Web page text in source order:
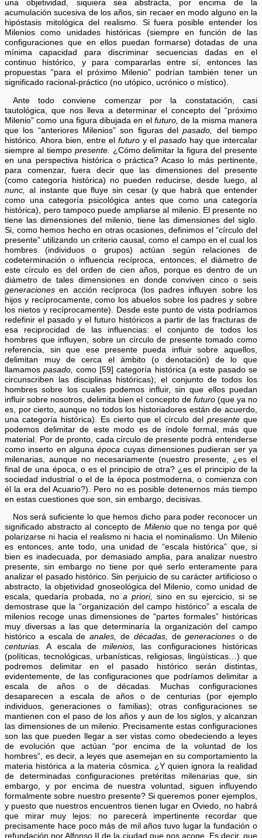
una objetividad, siquiera sea abstracta, por encima de la
acumulación sucesiva de los años, sin recaer en modo alguno en la
hipóstasis mitológica del realismo. Si fuera posible entender los
Milenios como unidades históricas (siempre en función de las
configuraciones que en ellos puedan formarse) dotadas de una
mínima capacidad para discriminar secuencias dadas en el
continuo histórico, y para compararlas entre sí, entonces las
propuestas “para el próximo Milenio” podrían también tener un
significado racional-práctico (no utópico, ucrónico o místico).
Ante todo conviene comenzar por la constatación, casi
tautológica, que nos lleva a determinar el concepto del “próximo
Milenio” como una figura dibujada en el futuro, de la misma manera
que los “anteriores Milenios” son figuras delpasado,
del tiempo
histórico. Ahora bien, entre elfuturo y el pasadohay que intercalar
siempre al tiempo presente.
¿Cómo delimitar la figura del presente
en una perspectiva histórica o práctica? Acaso lo más pertinente,
para comenzar, fuera decir que las dimensiones del presente
(como categoría histórica) no pueden reducirse, desde luego, al
nunc,
al instante que fluye sin cesar (y que habrá que entender
como una categoría psicológica antes que como una categoría
histórica), pero tampoco puede ampliarse al milenio. El presente no
tiene las dimensiones del milenio, tiene las dimensiones del siglo.
Si, como hemos hecho en otras ocasiones, definimos el “círculo del
presente” utilizando un criterio causal, como el campo en el cual los
hombres (individuos o grupos) actúan según relaciones de
codeterminación o influencia recíproca, entonces, el diámetro de
este círculo es del orden de cien años, porque es dentro de un
diámetro de tales dimensiones en donde conviven cinco o seis
generaciones en acción recíproca (los padres influyen sobre los
hijos y recíprocamente, como los abuelos sobre los padres y sobre
los nietos y recíprocamente). Desde este punto de vista podríamos
redefinir el pasado y el futuro históricos a partir de las fracturas de
esa reciprocidad de las influencias: el conjunto de todos los
hombres que influyen, sobre un círculo de presente tomado como
referencia, sin que ese presente pueda influir sobre aquellos,
delimitan muy de cerca el ámbito (o denotación) de lo que
llamamospasado, como [59] categoría histórica (a este pasado se
circunscriben las disciplinas históricas); el conjunto de todos los
hombres sobre los cuales podemos influir, sin que ellos puedan
influir sobre nosotros, delimita bien el concepto de futuro(que ya no
es, por cierto, aunque no todos los historiadores están de acuerdo,
una categoría histórica). Es cierto que el círculo del presenteque
podemos delimitar de este modo es de índole formal, más que
material. Por de pronto, cada círculo de presente podrá entenderse
como inserto en algunaépoca cuyas dimensiones pudieran ser ya
milenarias, aunque no necesariamente (nuestro presente, ¿es el
final de una época, o es el principio de otra? ¿es el principio de la
sociedad industrial o el de la época postmoderna, o comienza con
él la era del Acuario?). Pero no es posible detenernos más tiempo
en estas cuestiones que son, sin embargo, decisivas.
Nos será suficiente lo que hemos dicho para poder reconocer un
significado abstracto al concepto de Milenioque no tenga por qué
polarizarse ni hacia el realismo ni hacia el nominalismo. Un Milenio
es entonces, ante todo, una unidad de “escala histórica” que, si
bien es inadecuada, por demasiado amplia, para analizar nuestro
presente, sin embargo no tiene por qué serlo enteramente para
analizar el pasado histórico. Sin perjuicio de su carácter artificioso o
abstracto, la objetividad gnoseológica del Milenio, como unidad de
escala, quedaría probada, noa priori, sino en su ejercicio, si se
demostrase que la “organización del campo histórico” a escala de
milenios recoge unas dimensiones de “partes formales” históricas
muy diversas a las que determinaría la organización del campo
histórico a escala deanales, de décadas, degeneraciones o de
centurias.
A escala demilenios, las configuraciones históricas
(políticas, tecnológicas, urbanísticas, religiosas, lingüísticas…) que
podremos delimitar en el pasado histórico serán distintas,
evidentemente, de las configuraciones que podríamos delimitar a
escala de años o de décadas. Muchas configuraciones
desaparecen a escala de años o de centurias (por ejemplo
individuos, generaciones o familias); otras configuraciones se
mantienen con el paso de los años y aun de los siglos, y alcanzan
las dimensiones de un milenio. Precisamente estas configuraciones
son las que pueden llegar a ser vistas como obedeciendo a leyes
de evolución que actúan “por encima de la voluntad de los
hombres”, es decir, a leyes que asemejan en su comportamiento la
materia histórica a la materia cósmica. ¿Y quien ignora la realidad
de determinadas configuraciones pretéritas milenarias que, sin
embargo, y por encima de nuestra voluntad, siguen influyendo
formalmente sobre nuestro presente? Si queremos poner ejemplos,
y puesto que nuestros encuentros tienen lugar en Oviedo, no habrá
que mirar muy lejos: no parecerá impertinente recordar que
precisamente hace poco más de mil años tuvo lugar la fundación o
refundación por Alfonso II de la ciudad que nos acoge. Es decir, que